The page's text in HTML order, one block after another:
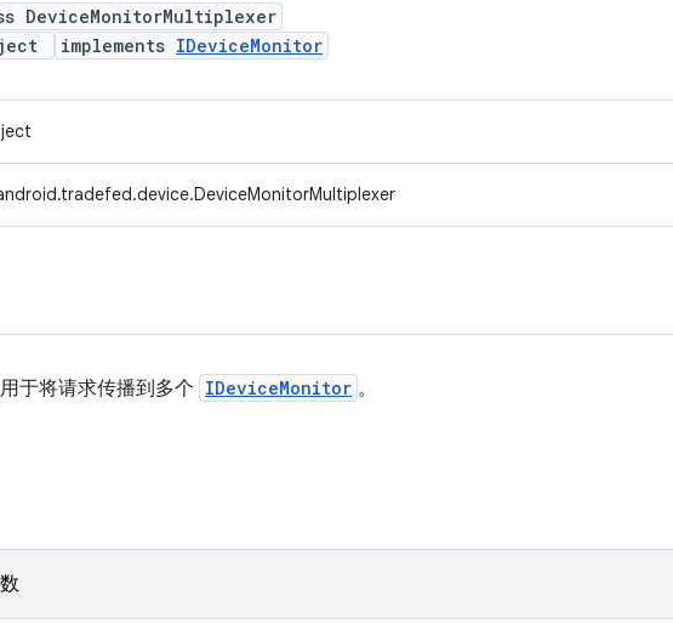
DeviceMonitorMultiplexer
implements IDeviceMonitor
于将请求传播到多个 IDeviceMonitor 。